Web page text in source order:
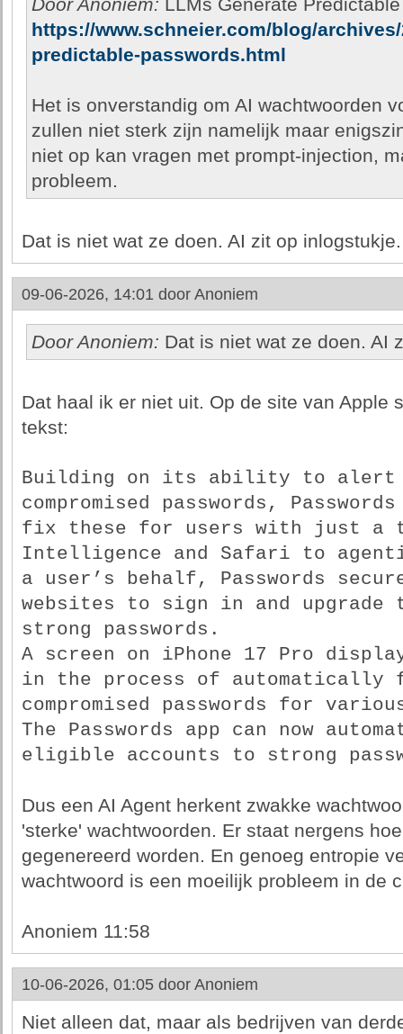
Door Anoniem: LLMs Generate
https://www.schneier.com/blog/
predictable-passwords.html
Het is onverstandig om AI wachtwoorden
zullen niet sterk zijn namelijk maar
niet op kan vragen met prompt-injection,
probleem.
Dat is niet wat ze doen. AI zit op inlogstukje.
09-06-2026, 14:01 door Anoniem
Door Anoniem: Dat is niet wat ze doen. AI
Dat haal ik er niet uit. Op de site van Apple
tekst:
Building on its ability to alert
compromised passwords,
fix these for users with just a
Intelligence and Safari to
a user’s behalf, Passwords
websites to sign in and upgrade
strong passwords.
A screen on iPhone 17 Pro
in the process of automatically
compromised passwords for
The Passwords app can now
eligible accounts to strong
Dus een AI Agent herkent zwakke
'sterke' wachtwoorden. Er staat nergens
gegenereerd worden. En genoeg entropie
wachtwoord is een moeilijk probleem in de
Anoniem 11:58
10-06-2026, 01:05 door Anoniem
Niet alleen dat, maar als bedrijven van